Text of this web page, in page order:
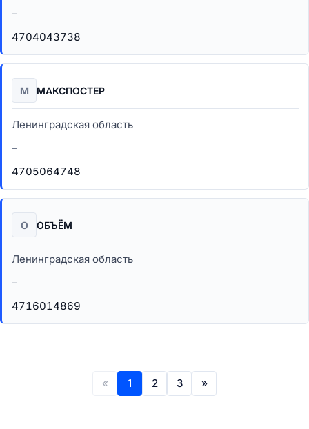
–
4704043738
М МАКСПОСТЕР
Ленинградская область
–
4705064748
О ОБЪЁМ
Ленинградская область
–
4716014869
« 1 2 3 »